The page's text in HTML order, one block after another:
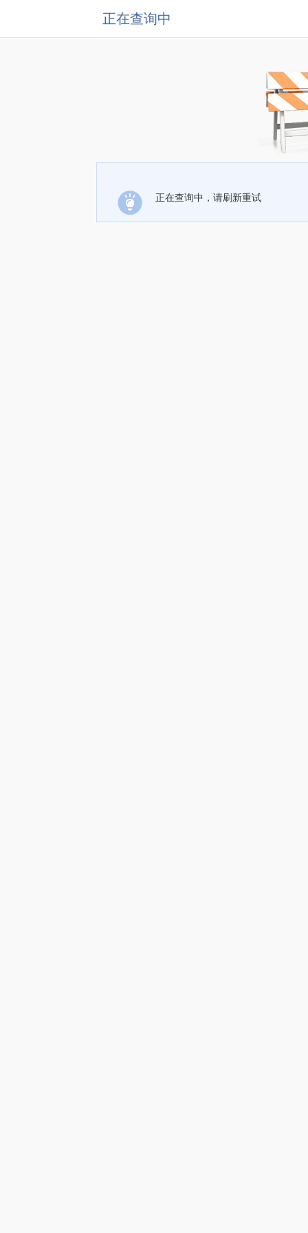
正在查询中
正在查询中，请刷新重试